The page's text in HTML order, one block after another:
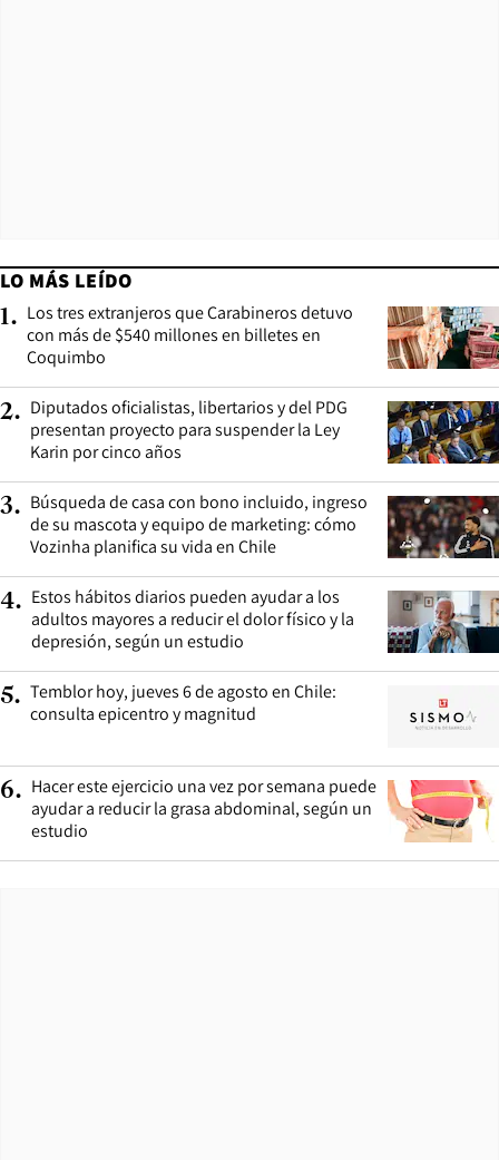
LO MÁS LEÍDO
1. Los tres extranjeros que Carabineros detuvo
con más de $540 millones en billetes en
Coquimbo
2. Diputados oficialistas, libertarios y del PDG
presentan proyecto para suspender la Ley
Karin por cinco años
3. Búsqueda de casa con bono incluido, ingreso
de su mascota y equipo de marketing: cómo
Vozinha planifica su vida en Chile
4. Estos hábitos diarios pueden ayudar a los
adultos mayores a reducir el dolor físico y la
depresión, según un estudio
5. Temblor hoy, jueves 6 de agosto en Chile:
consulta epicentro y magnitud
6. Hacer este ejercicio una vez por semana puede
ayudar a reducir la grasa abdominal, según un
estudio